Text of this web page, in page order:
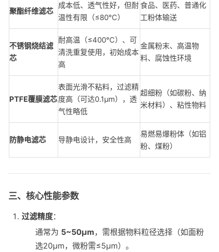
聚酯纤维滤芯
成本低、透气性好，但耐
温性有限（≤80℃）
食品、医药、普通化
工粉体输送
不锈钢烧结滤
芯
耐高温（≤400℃）、可
清洗重复使用，初始成本
高
金属粉末、高温物
料、腐蚀性环境
PTFE覆膜滤芯
表面光滑不粘料，过滤精
度高（可达0.1μm），透
气性略低
超细粉（如碳粉、纳
米材料）、粘性物料
防静电滤芯 导静电设计，安全性高
易燃易爆粉体（如铝
粉、煤粉）
三、核心性能参数
过滤精度：
通常为 5~50μm，需根据物料粒径选择（如面粉
选20μm，微粉需≤5μm）。